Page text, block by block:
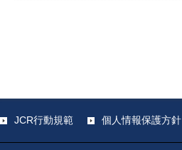
JCR行動規範 個人情報保護方針